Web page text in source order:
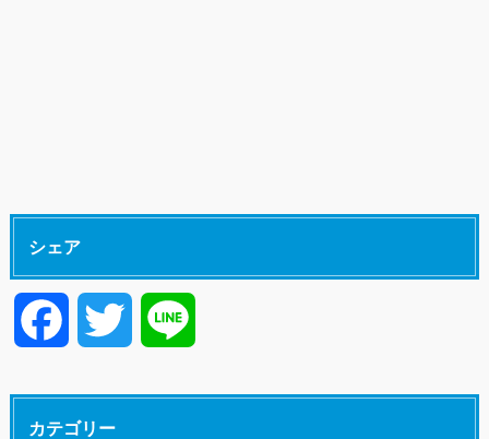
シェア
c
カテゴリー